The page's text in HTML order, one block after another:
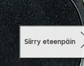
Siirry eteenpäin